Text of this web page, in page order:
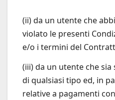
(ii) da un utente che
violato le presenti
e/o i termini del
(iii) da un utente che
di qualsiasi tipo ed, in
relative a pagamenti